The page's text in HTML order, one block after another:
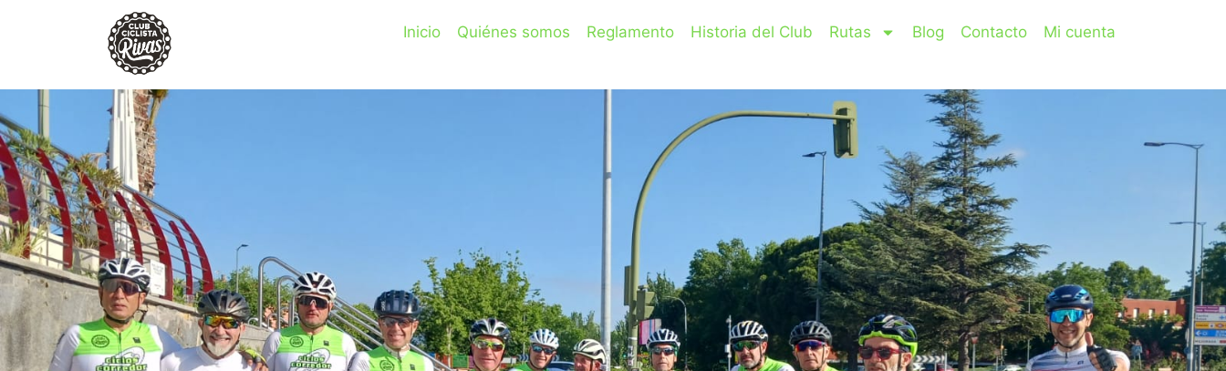
Inicio Quiénes somos Reglamento Historia del Club Rutas Blog Contacto Mi cuenta